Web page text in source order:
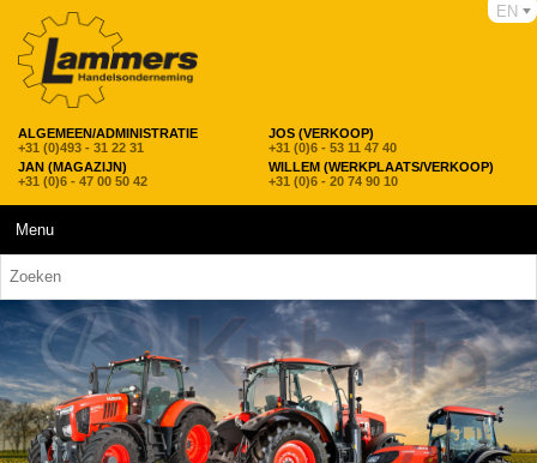
ALGEMEEN/ADMINISTRATIE
+31 (0)493 - 31 22 31
JOS (VERKOOP)
+31 (0)6 - 53 11 47 40
JAN (MAGAZIJN)
+31 (0)6 - 47 00 50 42
WILLEM (WERKPLAATS/VERKOOP)
+31 (0)6 - 20 74 90 10
EN
Menu